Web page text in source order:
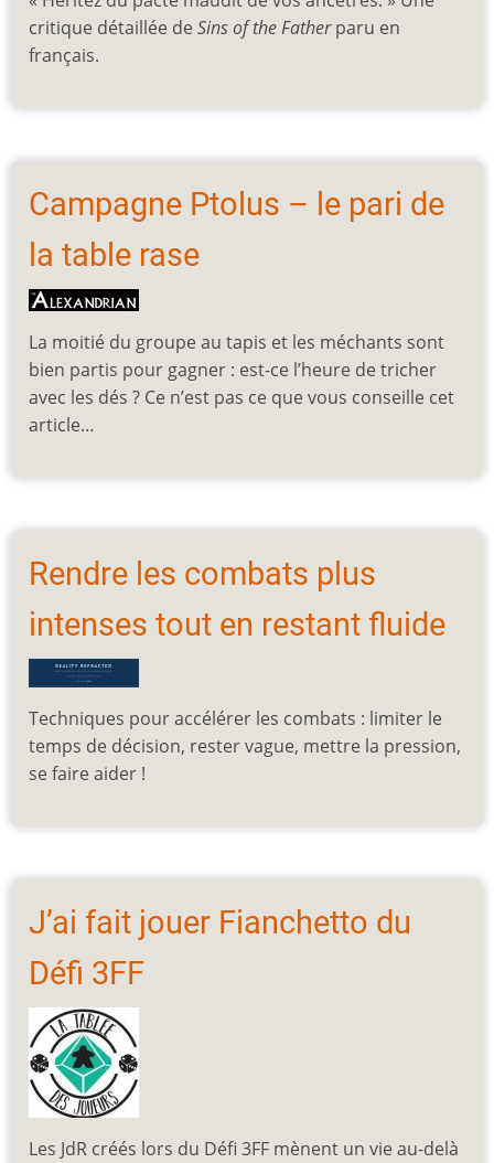
critique détaillée de Sins of the Fatherparu en
français.
Campagne Ptolus – le pari de
la table rase
La moitié du groupe au tapis et les méchants sont
bien partis pour gagner : est-ce l’heure de tricher
avec les dés ? Ce n’est pas ce que vous conseille cet
article…
Rendre les combats plus
intenses tout en restant fluide
Techniques pour accélérer les combats : limiter le
temps de décision, rester vague, mettre la pression,
se faire aider !
J’ai fait jouer Fianchetto du
Défi 3FF
Les JdR créés lors du Défi 3FF mènent un vie au-delà